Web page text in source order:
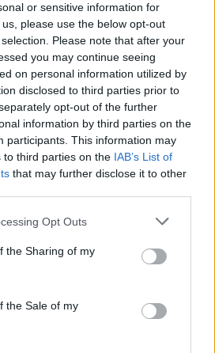
or sensitive information for
please use the below opt-out
Please note that after your
you may continue seeing
on personal information utilized by
disclosed to third parties prior to
opt-out of the further
information by third parties on the
participants. This information may
to third parties on the IAB’s List of
that may further disclose it to other
app uses one or more Google
usage behaviour. You may click to
Google and its third-party tags to
specified purposes in below Google
Opt Outs
the Sharing of my
the Sale of my
le pubblicità nazionali?
soli € 1,10 al mese